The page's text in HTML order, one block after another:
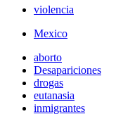
violencia
Mexico
aborto
Desapariciones
drogas
eutanasia
inmigrantes